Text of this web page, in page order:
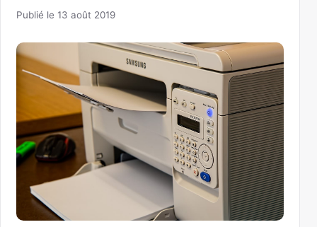
Publié le 13 août 2019